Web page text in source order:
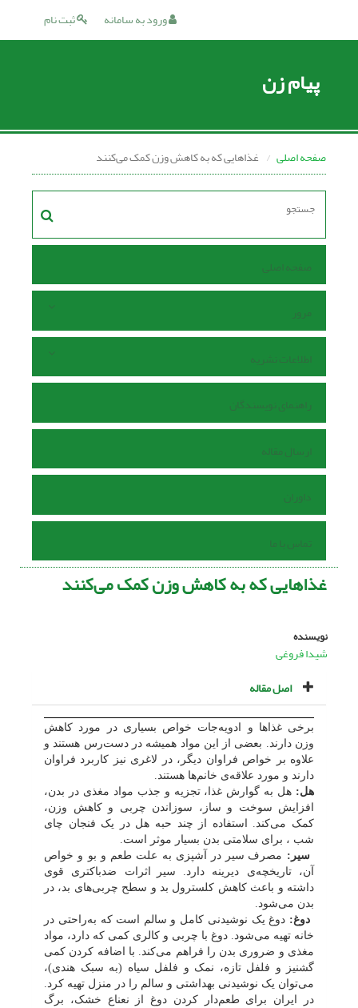
ثبت نام ورود به سامانه
پیام زن
صفحه اصلی غذاهایی که به کاهش وزن کمک می‌کنند
صفحه اصلی
مرور
اطلاعات نشریه
راهنمای نویسندگان
ارسال مقاله
داوران
تماس با ما
غذاهایی که به کاهش وزن کمک می‌کنند
نویسنده
شیدا فروغی
اصل مقاله
برخی غذاها و ادویه‌جات خواص بسیاری در مورد کاهش
وزن دارند. بعضی از این مواد همیشه در دست‌رس هستند و
علاوه بر خواص فراوان دیگر، در لاغری نیز کاربرد فراوان
دارند و مورد علاقه‌ی خانم‌ها هستند.
هل: هل به گوارش غذا،تجزیه و جذب مواد مغذی در بدن،
افزایش سوخت و ساز، سوزاندن چربی و کاهش وزن،
کمک می‌کند. استفاده از چند
حبه هل در یک فنجان چای
شب ، برای سلامتی بدن بسیار موثر است.
سیر: مصرف سیر در آشپزی به علت طعم و بو و خواص
آن، تاریخچه‌ی دیرینه دارد. سیر
اثرات ضدباکتری
قوی
داشته و باعث کاهش کلسترول بد و سطح چربیهای بد، در
بدن می‌شود.
دوغ: دوغ یک نوشیدنی کامل و سالم است که به‌راحتی در
خانه تهیه می‌شود. دوغ با چربی و کالری کمی که دارد، مواد
مغذی و ضروری بدن را فراهم می‌کند
. با اضافه کردن کمی
گشنیز و فلفل تازه، نمک و فلفل سیاه (به سبک هندی)،
می‌توان یک نوشیدنی بهداشتی و سالم را در منزل تهیه کرد.
در ایران برای طعم‌دار کردن دوغ از نعناع خشک، برگ